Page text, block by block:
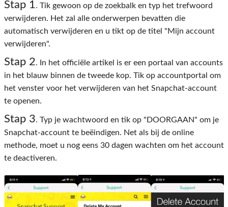
Stap 1. Tik gewoon op de zoekbalk en typ het trefwoord
verwijderen. Het zal alle onderwerpen bevatten die
automatisch verwijderen en u tikt op de titel "Mijn account
verwijderen".
Stap 2. In het officiële artikel is er een portaal van accounts
in het blauw binnen de tweede kop. Tik op accountportal om
het venster voor het verwijderen van het Snapchat-account
te openen.
Stap 3. Typ je wachtwoord en tik op "DOORGAAN" om je
Snapchat-account te beëindigen. Net als bij de online
methode, moet u nog eens 30 dagen wachten om het account
te deactiveren.